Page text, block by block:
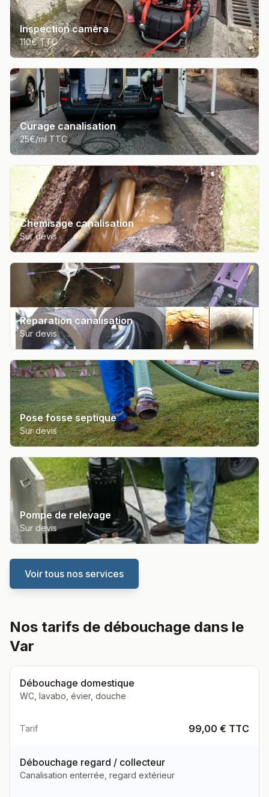
Inspection caméra
110€ TTC
Curage canalisation
25€/ml TTC
Chemisage canalisation
Sur devis
Réparation canalisation
Sur devis
Pose fosse septique
Sur devis
Pompe de relevage
Sur devis
Voir tous nos services
Nos tarifs de débouchage dans le
Var
Débouchage domestique
WC, lavabo, évier, douche
Tarif 99,00 € TTC
Débouchage regard / collecteur
Canalisation enterrée, regard extérieur